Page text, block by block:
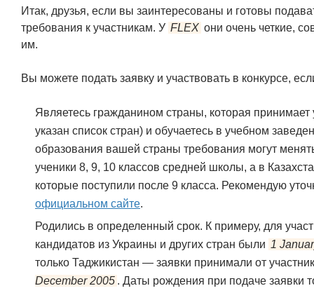
Итак, друзья, если вы заинтересованы и готовы
требования к участникам. У FLEX они очень четкие,
им.
Вы можете подать заявку и участвовать в конкурсе,
Являетесь гражданином страны, которая принимает
указан список стран) и обучаетесь в учебном
образования вашей страны требования могут
ученики 8, 9, 10 классов средней школы, а в
которые поступили после 9 класса. Рекомендую
официальном сайте.
Родились в определенный срок. К примеру, для
кандидатов из Украины и других стран были 1
только Таджикистан — заявки принимали от
December 2005 . Даты рождения при подаче заявки